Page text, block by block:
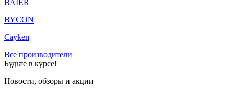
BAIER
BYCON
Cayken
Все производители
Будьте в курсе!
Новости, обзоры и акции